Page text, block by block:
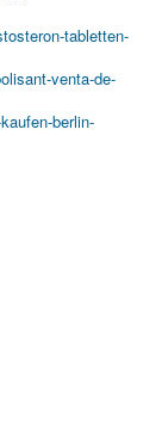
tabletten-
venta-de-
berlin-